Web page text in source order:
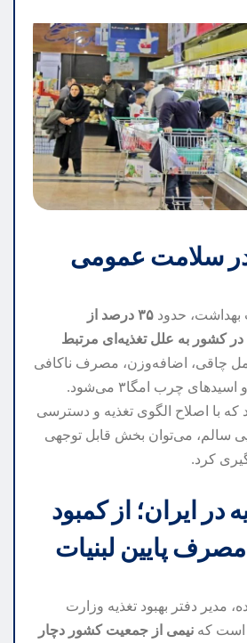
سلامت عمومی
بهداشت، حدود
۳۵ درصد از
کشور به علل تغذیه‌ای مرتبط
چاقی، اضافه‌وزن، مصرف ناکافی
میوه، سبزی، لبنیات و اسیدهای چرب امگا۳ می‌شود.
که با اصلاح الگوی تغذیه و دسترسی
سالم، می‌توان بخش قابل توجهی
کرد.
ایران؛ از کمبود
مدیر دفتر بهبود تغذیه وزارت
است که نیمی از جمعیت کشور دچار